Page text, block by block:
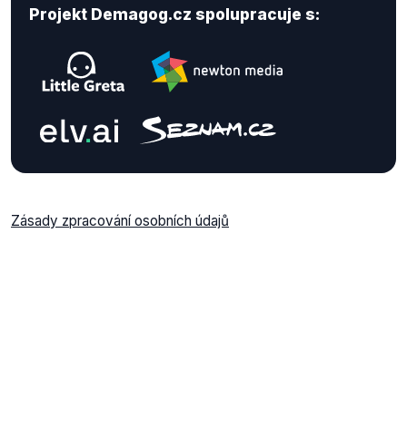
Projekt Demagog.cz spolupracuje s:
Zásady zpracování osobních údajů